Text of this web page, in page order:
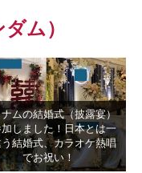
ム）
ムの結婚式（披露宴）
しました！日本とは一
結婚式、カラオケ熱唱
でお祝い！